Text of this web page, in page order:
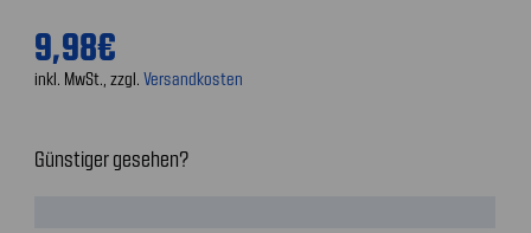
9,98€
inkl. MwSt., zzgl. Versandkosten
Günstiger gesehen?